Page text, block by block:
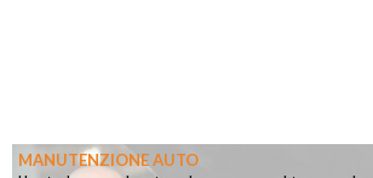
MANUTENZIONE AUTO